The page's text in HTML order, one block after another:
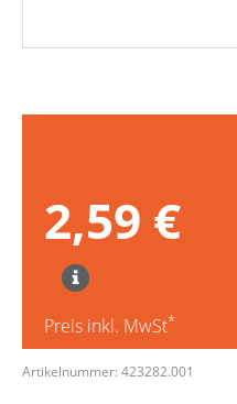
2,59 €
Preis inkl. MwSt*
Artikelnummer: 423282.001